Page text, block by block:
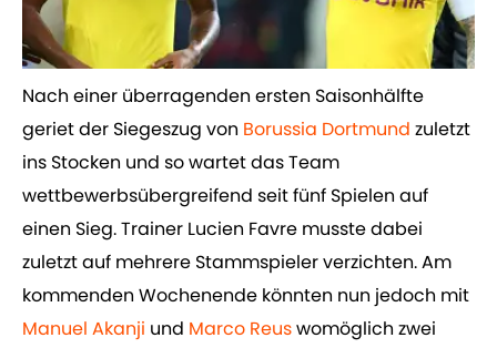
Nach einer überragenden ersten Saisonhälfte
geriet der Siegeszug von ​ Borussia Dortmund zuletzt
ins Stocken und so wartet das Team
wettbewerbsübergreifend seit fünf Spielen auf
einen Sieg. Trainer Lucien Favre musste dabei
zuletzt auf mehrere Stammspieler verzichten. Am
kommenden Wochenende könnten nun jedoch mit ​
Manuel Akanji und ​ Marco Reuswomöglich zwei